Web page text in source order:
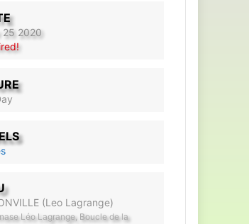
25 2020
(Leo Lagrange)
Léo Lagrange, Boucle de la